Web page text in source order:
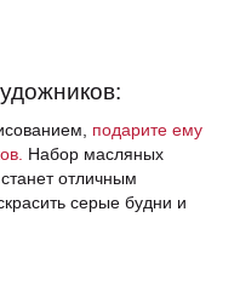
подарите ему
Набор масляных
отличным
серые будни и